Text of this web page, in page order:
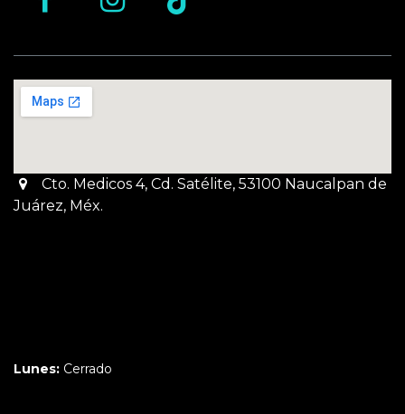
Cto. Medicos 4, Cd. Satélite, 53100 Naucalpan de
Juárez, Méx.
Lunes: Cerrado